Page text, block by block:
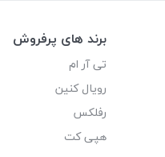
برند های پرفروش
تی آر ام
رویال کنین
رفلکس
هپی کت